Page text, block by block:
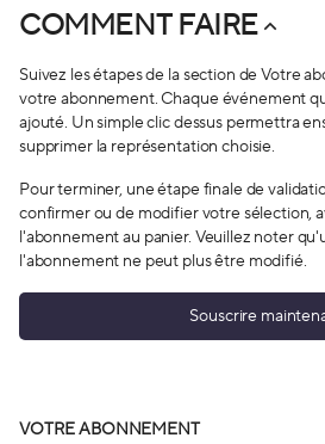
COMMENT FAIRE
Suivez les étapes de la section de Votre
votre abonnement. Chaque événement
ajouté. Un simple clic dessus permettra
supprimer la représentation choisie.
Pour terminer, une étape finale de
confirmer ou de modifier votre sélection,
l'abonnement au panier. Veuillez noter
l'abonnement ne peut plus être modifié.
Souscrire
VOTRE ABONNEMENT